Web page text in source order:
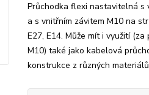
Průchodka flexi nastavitelná s
a s vnitřním závitem M10 na
E27, E14. Může mít i využití
M10) také jako kabelová
konstrukce z různých